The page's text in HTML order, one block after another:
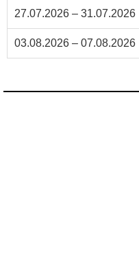
27.07.2026 – 31.07.2026
03.08.2026 – 07.08.2026